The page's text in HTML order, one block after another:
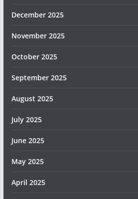
December 2025
November 2025
October 2025
September 2025
August 2025
July 2025
June 2025
May 2025
April 2025